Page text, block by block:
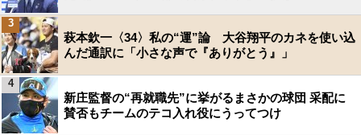
萩本欽一〈34〉私の“運”論 大谷翔平のカネを使い込
んだ通訳に「小さな声で『ありがとう』」
3
新庄監督の“再就職先”に挙がるまさかの球団 采配に
賛否もチームのテコ入れ役にうってつけ
4